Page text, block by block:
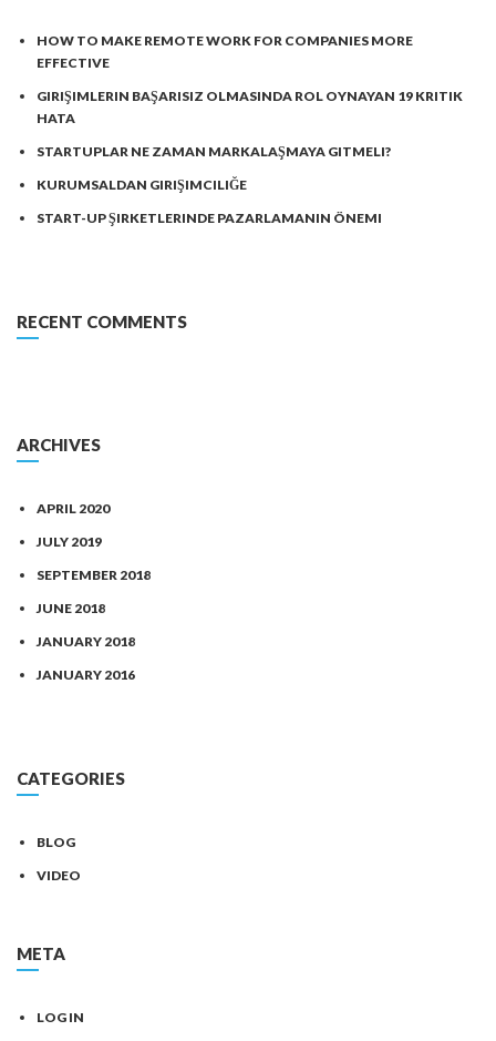
HOW TO MAKE REMOTE WORK FOR COMPANIES MORE
EFFECTIVE
GIRIŞIMLERIN BAŞARISIZ OLMASINDA ROL OYNAYAN 19 KRITIK
HATA
STARTUPLAR NE ZAMAN MARKALAŞMAYA GITMELI?
KURUMSALDAN GIRIŞIMCILIĞE
START-UP ŞIRKETLERINDE PAZARLAMANIN ÖNEMI
RECENT COMMENTS
ARCHIVES
APRIL 2020
JULY 2019
SEPTEMBER 2018
JUNE 2018
JANUARY 2018
JANUARY 2016
CATEGORIES
BLOG
VIDEO
META
LOG IN